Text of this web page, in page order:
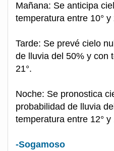
Mañana: Se anticipa
temperatura entre 10° y
Tarde: Se prevé cielo
de lluvia del 50% y con
21°.
Noche: Se pronostica
probabilidad de lluvia
temperatura entre 12° y
-Sogamoso